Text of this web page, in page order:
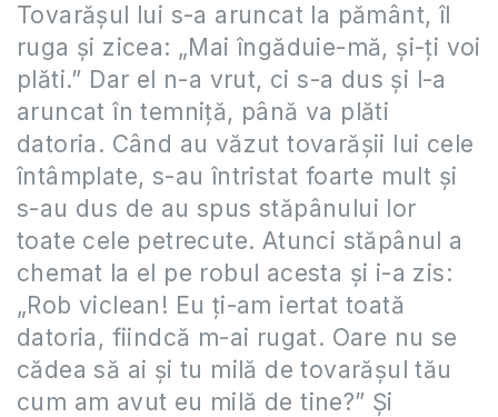
Tovarăşul lui s-a aruncat la pământ, îl
ruga şi zicea: „Mai îngăduie-mă, şi-ţi voi
plăti.” Dar el n-a vrut, ci s-a dus şi l-a
aruncat în temniţă, până va plăti
datoria. Când au văzut tovarăşii lui cele
întâmplate, s-au întristat foarte mult şi
s-au dus de au spus stăpânului lor
toate cele petrecute. Atunci stăpânul a
chemat la el pe robul acesta şi i-a zis:
„Rob viclean! Eu ţi-am iertat toată
datoria, fiindcă m-ai rugat. Oare nu se
cădea să ai şi tu milă de tovarăşul tău
cum am avut eu milă de tine?” Şi